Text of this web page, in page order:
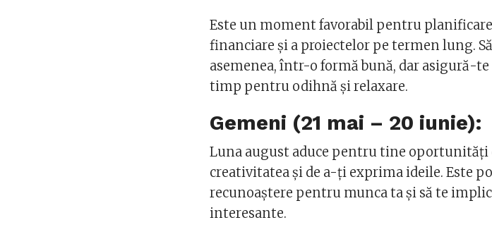
Este un moment favorabil pentru
financiare și a proiectelor pe termen lung.
asemenea, într-o formă bună, dar asigură-
timp pentru odihnă și relaxare.
Gemeni (21 mai – 20 iunie):
Luna august aduce pentru tine oportunități
creativitatea și de a-ți exprima ideile. Este
recunoaștere pentru munca ta și să te
interesante.